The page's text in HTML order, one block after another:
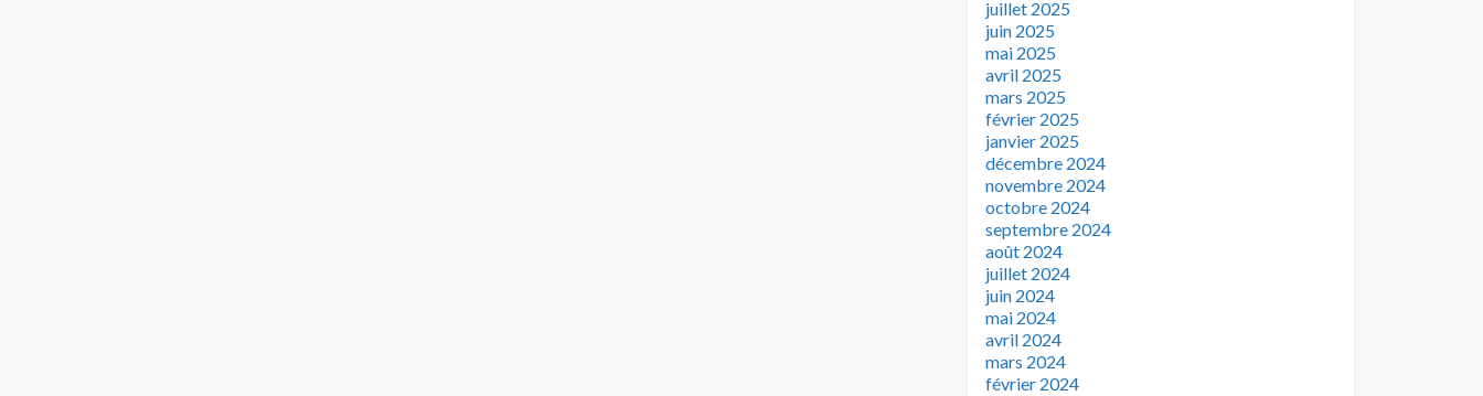
juillet 2025
juin 2025
mai 2025
avril 2025
mars 2025
février 2025
janvier 2025
décembre 2024
novembre 2024
octobre 2024
septembre 2024
août 2024
juillet 2024
juin 2024
mai 2024
avril 2024
mars 2024
février 2024